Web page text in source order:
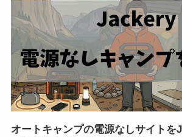
オートキャンプの電源なしサイトを